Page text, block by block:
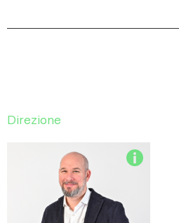
Direzione